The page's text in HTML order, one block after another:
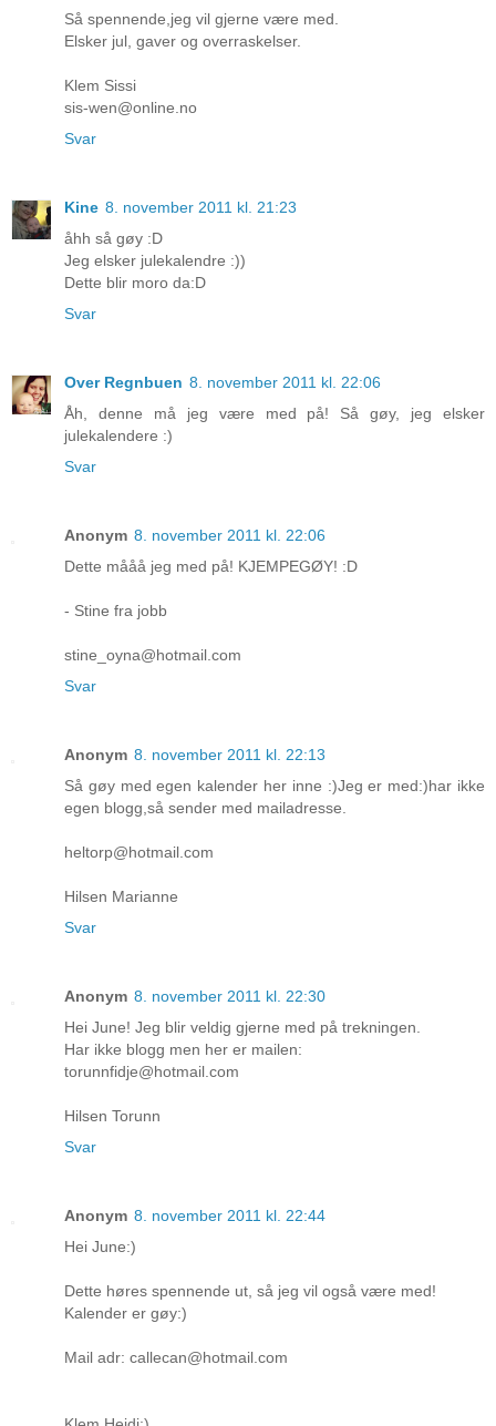
Så spennende,jeg vil gjerne være med.
Elsker jul, gaver og overraskelser.
Klem Sissi
sis-wen@online.no
Svar
Kine 8. november 2011 kl. 21:23
åhh så gøy :D
Jeg elsker julekalendre :))
Dette blir moro da:D
Svar
Over Regnbuen 8. november 2011 kl. 22:06
Åh, denne må jeg være med på! Så gøy, jeg elsker
julekalendere :)
Svar
Anonym 8. november 2011 kl. 22:06
Dette mååå jeg med på! KJEMPEGØY! :D
- Stine fra jobb
stine_oyna@hotmail.com
Svar
Anonym 8. november 2011 kl. 22:13
Så gøy med egen kalender her inne :)Jeg er med:)har ikke
egen blogg,så sender med mailadresse.
heltorp@hotmail.com
Hilsen Marianne
Svar
Anonym 8. november 2011 kl. 22:30
Hei June! Jeg blir veldig gjerne med på trekningen.
Har ikke blogg men her er mailen:
torunnfidje@hotmail.com
Hilsen Torunn
Svar
Anonym 8. november 2011 kl. 22:44
Hei June:)
Dette høres spennende ut, så jeg vil også være med!
Kalender er gøy:)
Mail adr: callecan@hotmail.com